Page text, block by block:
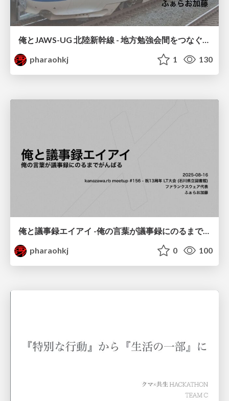
俺とJAWS-UG 北陸新幹線 - 地方勉強会間をつなぐ勉強会開催の内容とその効果 -
pharaohkj
1 130
俺と議事録エイアイ -俺の言葉が議事録にのるまでがんばる-
pharaohkj
0 100